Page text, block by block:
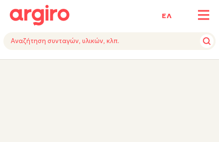
ΕΛ
ΥΛΙΚΑΕΚΤΕΛΕΣΗ